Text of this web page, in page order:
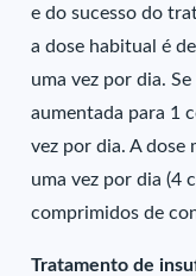
e do sucesso do
a dose habitual é
uma vez por dia.
aumentada para 1
vez por dia. A dose
uma vez por dia (4
comprimidos de
Tratamento de